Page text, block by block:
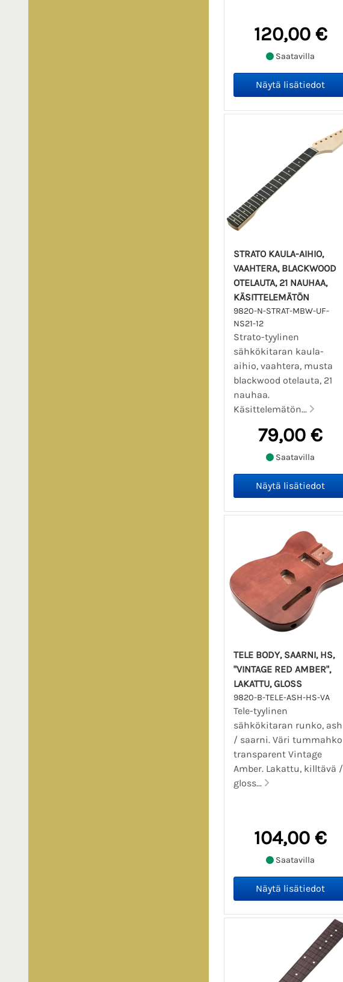
120,00 €
Saatavilla
STRATO KAULA-AIHIO,
VAAHTERA, BLACKWOOD
OTELAUTA, 21 NAUHAA,
KÄSITTELEMÄTÖN
9820-N-STRAT-MBW-UF-
NS21-12
Strato-tyylinen
sähkökitaran kaula-
aihio, vaahtera, musta
blackwood otelauta, 21
nauhaa.
Käsittelemätön...
79,00 €
Saatavilla
TELE BODY, SAARNI, HS,
"VINTAGE RED AMBER",
LAKATTU, GLOSS
9820-B-TELE-ASH-HS-VA
Tele-tyylinen
sähkökitaran runko, ash
/ saarni. Väri tummahko
transparent Vintage
Amber. Lakattu, killtävä /
gloss...
104,00 €
Saatavilla